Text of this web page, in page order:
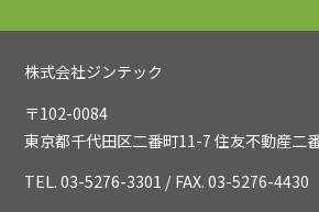
株式会社ジンテック
〒102-0084
東京都千代田区二番町11-7 住友不動産二
TEL. 03-5276-3301 / FAX. 03-5276-4430